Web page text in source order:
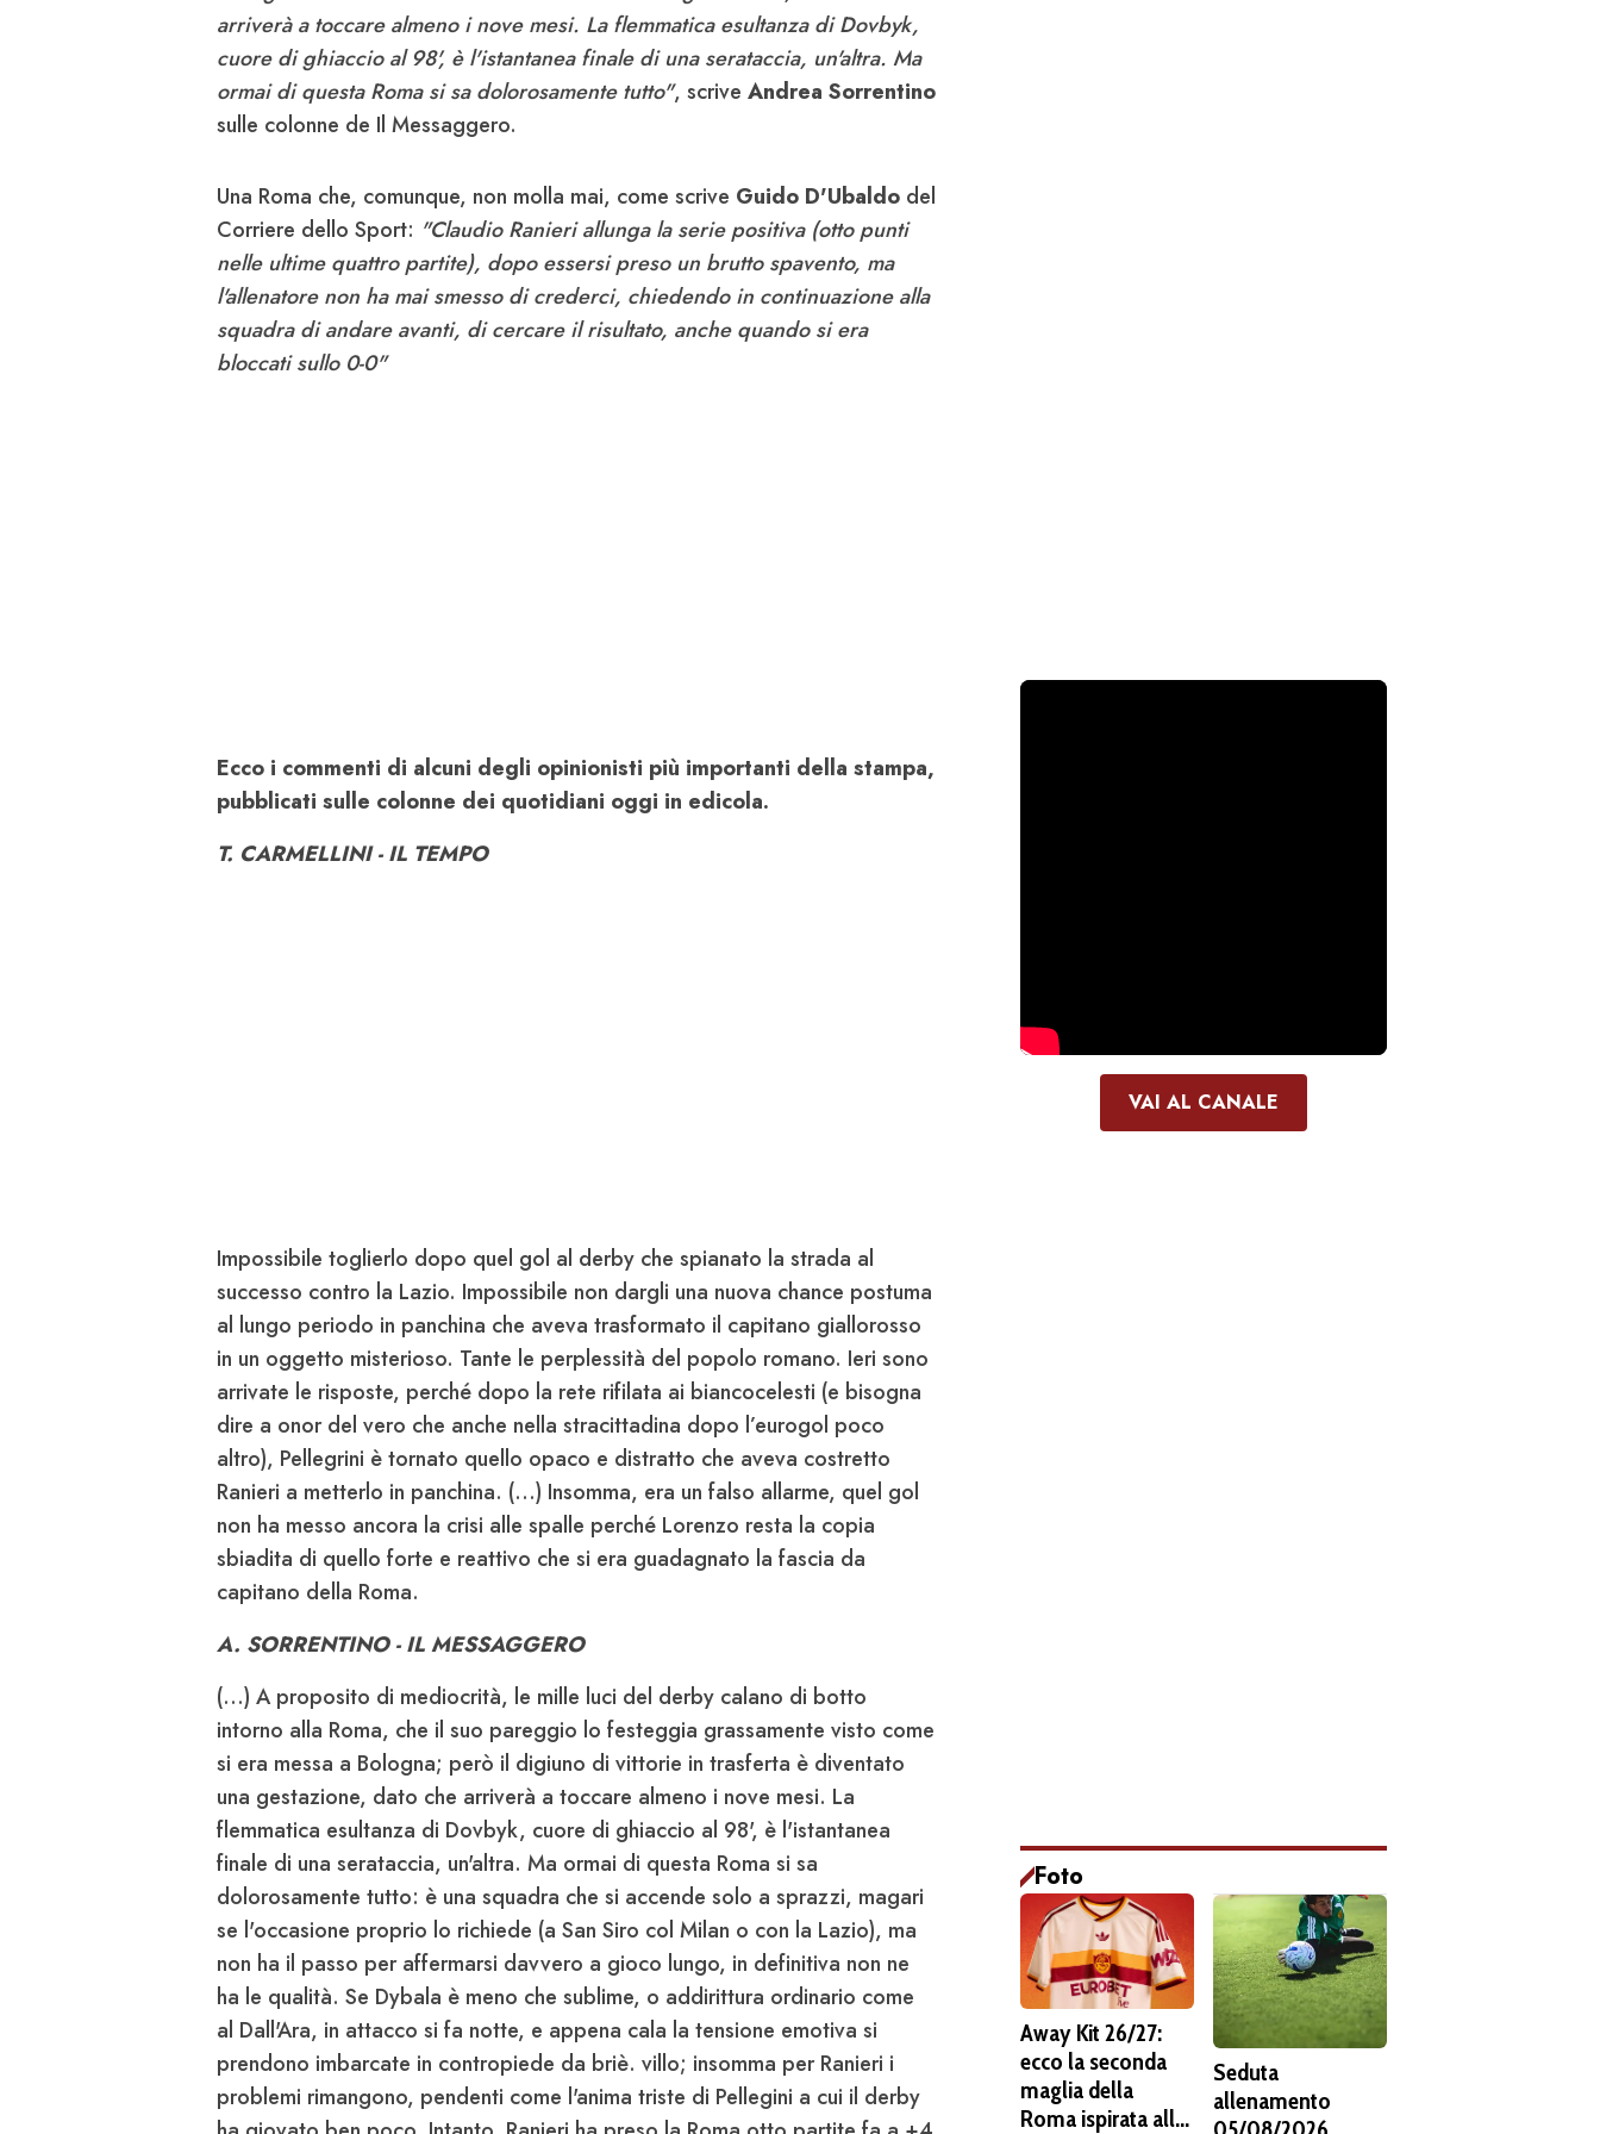
arriverà a toccare almeno i nove mesi. La flemmatica esultanza di Dovbyk,
cuore di ghiaccio al 98', è l'istantanea finale di una serataccia, un'altra. Ma
ormai di questa Roma si sa dolorosamente tutto", scrive Andrea Sorrentino
sulle colonne de Il Messaggero.
Una Roma che, comunque, non molla mai, come scrive Guido D'Ubaldo del
Corriere dello Sport: "Claudio Ranieri allunga la serie positiva (otto punti
nelle ultime quattro partite), dopo essersi preso un brutto spavento, ma
l'allenatore non ha mai smesso di crederci, chiedendo in continuazione alla
squadra di andare avanti, di cercare il risultato, anche quando si era
bloccati sullo 0-0"
Ecco i commenti di alcuni degli opinionisti più importanti della stampa,
pubblicati sulle colonne dei quotidiani oggi in edicola.
T. CARMELLINI - IL TEMPO
Impossibile toglierlo dopo quel gol al derby che spianato la strada al
successo contro la Lazio. Impossibile non dargli una nuova chance postuma
al lungo periodo in panchina che aveva trasformato il capitano giallorosso
in un oggetto misterioso. Tante le perplessità del popolo romano. Ieri sono
arrivate le risposte, perché dopo la rete rifilata ai biancocelesti (e bisogna
dire a onor del vero che anche nella stracittadina dopo l’eurogol poco
altro), Pellegrini è tornato quello opaco e distratto che aveva costretto
Ranieri a metterlo in panchina. (...) Insomma, era un falso allarme, quel gol
non ha messo ancora la crisi alle spalle perché Lorenzo resta la copia
sbiadita di quello forte e reattivo che si era guadagnato la fascia da
capitano della Roma.
A. SORRENTINO - IL MESSAGGERO
(...) A proposito di mediocrità, le mille luci del derby calano di botto
intorno alla Roma, che il suo pareggio lo festeggia grassamente visto come
si era messa a Bologna; però il digiuno di vittorie in trasferta è diventato
una gestazione, dato che arriverà a toccare almeno i nove mesi. La
flemmatica esultanza di Dovbyk, cuore di ghiaccio al 98', è l'istantanea
finale di una serataccia, un'altra. Ma ormai di questa Roma si sa
dolorosamente tutto: è una squadra che si accende solo a sprazzi, magari
se l'occasione proprio lo richiede (a San Siro col Milan o con la Lazio), ma
non ha il passo per affermarsi davvero a gioco lungo, in definitiva non ne
ha le qualità. Se Dybala è meno che sublime, o addirittura ordinario come
al Dall'Ara, in attacco si fa notte, e appena cala la tensione emotiva si
prendono imbarcate in contropiede da briè. villo; insomma per Ranieri i
problemi rimangono, pendenti come l'anima triste di Pellegini a cui il derby
VAI AL CANALE
Foto
Away Kit 26/27:
ecco la seconda
maglia della
Roma ispirata alla
Seduta
allenamento